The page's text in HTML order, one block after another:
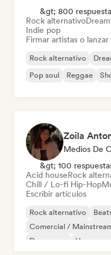
&gt; 800
Rock alternativo
Indie pop
Firmar artistas o
Rock alternativo
Pop soul
Reggae
Zoila
Medios De
&gt; 100
Acid houseRock
Chill / Lo-fi Hip-Hop
Escribir artículos
Rock alternativo
Comercial /
Dream pop
House